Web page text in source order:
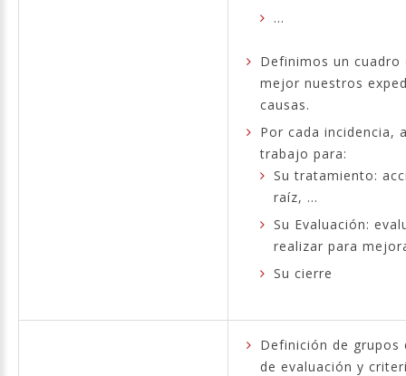
...
Definimos un
mejor nuestros
causas.
Por cada incidencia,
trabajo para:
Su tratamiento:
raíz, ...
Su Evaluación:
realizar para
Su cierre
Definición de grupos
de evaluación y